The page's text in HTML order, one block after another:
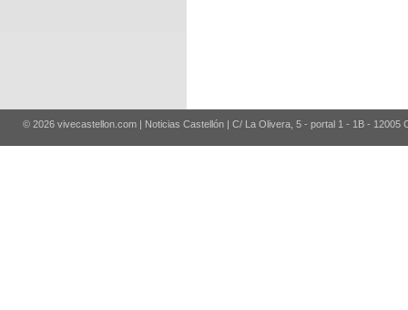
© 2026 vivecastellon.com | Noticias Castellón | C/ La Olivera, 5 - portal 1 - 1B - 12005